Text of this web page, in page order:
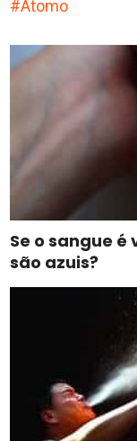
Atomo
Se o sangue
são azuis?